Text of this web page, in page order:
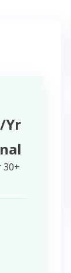
/Yr
30+